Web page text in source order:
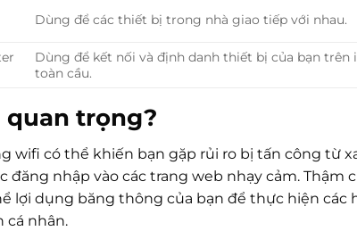
Dùng để các thiết bị trong nhà giao tiếp với nhau.
Dùng để kết nối và định danh thiết bị của bạn trên
toàn cầu.
quan trọng?
wifi có thể khiến bạn gặp rủi ro bị tấn công từ
nhập vào các trang web nhạy cảm. Thậm
lợi dụng băng thông của bạn để thực hiện các
cá nhân.